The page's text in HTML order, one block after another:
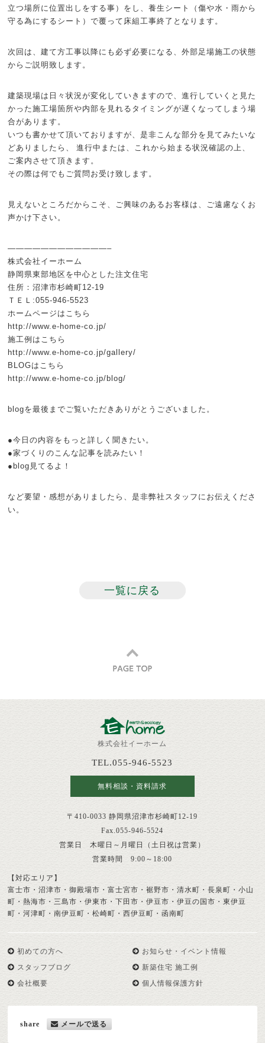
立つ場所に位置出しをする事）をし、養生シート（傷や水・雨から
守る為にするシート）で覆って床組工事終了となります。
次回は、建て方工事以降にも必ず必要になる、外部足場施工の状態
からご説明致します。
建築現場は日々状況が変化していきますので、進行していくと見た
かった施工場箇所や内部を見れるタイミングが遅くなってしまう場
合があります。
いつも書かせて頂いておりますが、是非こんな部分を見てみたいな
どありましたら、 進行中または、これから始まる状況確認の上、
ご案内させて頂きます。
その際は何でもご質問お受け致します。
見えないところだからこそ、ご興味のあるお客様は、ご遠慮なくお
声かけ下さい。
————————————–
株式会社イーホーム
静岡県東部地区を中心とした注文住宅
住所：沼津市杉崎町12-19
ＴＥＬ:055-946-5523
ホームページはこちら
http://www.e-home-co.jp/
施工例はこちら
http://www.e-home-co.jp/gallery/
BLOGはこちら
http://www.e-home-co.jp/blog/
blogを最後までご覧いただきありがとうございました。
●今日の内容をもっと詳しく聞きたい。
●家づくりのこんな記事を読みたい！
●blog見てるよ！
など要望・感想がありましたら、是非弊社スタッフにお伝えくださ
い。
一覧に戻る
株式会社イーホーム
TEL.055-946-5523
無料相談・資料請求
〒410-0033 静岡県沼津市杉崎町12-19
Fax.055-946-5524
営業日 木曜日～月曜日（土日祝は営業）
営業時間 9:00～18:00
【対応エリア】
富士市・沼津市・御殿場市・富士宮市・裾野市・清水町・長泉町・小山
町・熱海市・三島市・伊東市・下田市・伊豆市・伊豆の国市・東伊豆
町・河津町・南伊豆町・松崎町・西伊豆町・函南町
初めての方へ
お知らせ・イベント情報
スタッフブログ
新築住宅 施工例
会社概要
個人情報保護方針
share メールで送る